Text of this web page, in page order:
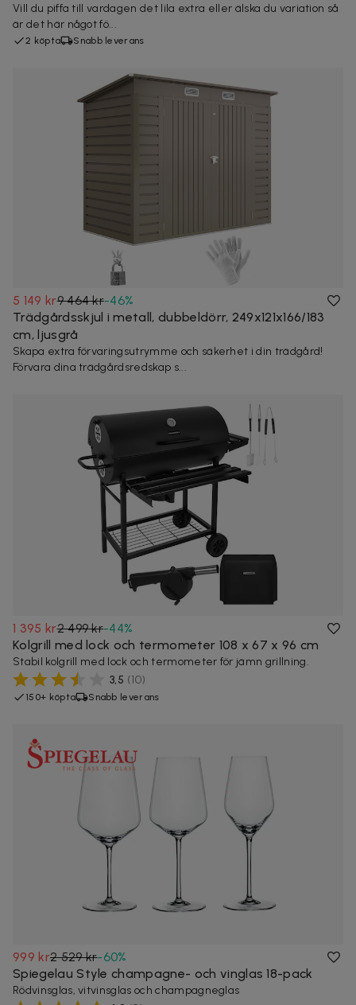
Vill du piffa till vardagen det lila extra eller älska du variation så
är det här något fö...
2 köpta Snabb leverans
5 149 kr9 464 kr-46%
Trädgårdsskjul i metall, dubbeldörr, 249x121x166/183
cm, ljusgrå
Skapa extra förvaringsutrymme och säkerhet i din trädgård!
Förvara dina trädgårdsredskap s...
1 395 kr2 499 kr-44%
Kolgrill med lock och termometer 108 x 67 x 96 cm
Stabil kolgrill med lock och termometer för jämn grillning.
3,5 (10)
150+ köpta Snabb leverans
999 kr2 529 kr-60%
Spiegelau Style champagne- och vinglas 18-pack
Rödvinsglas, vitvinsglas och champagneglas